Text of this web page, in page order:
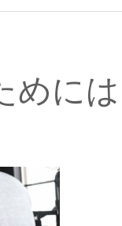
めには